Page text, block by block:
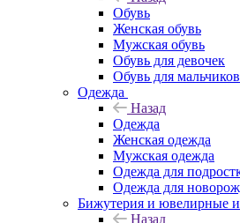
Обувь
Женская обувь
Мужская обувь
Обувь для девочек
Обувь для мальчиков
Одежда
Назад
Одежда
Женская одежда
Мужская одежда
Одежда для
Одежда для
Бижутерия и ювелирные
Назад